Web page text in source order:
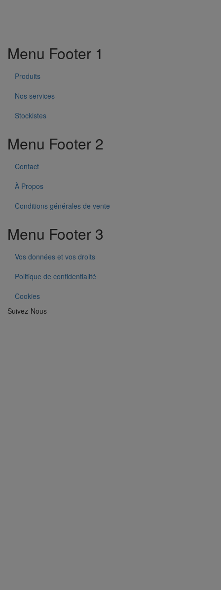
Menu Footer 1
Produits
Nos services
Stockistes
Menu Footer 2
Contact
À Propos
Conditions générales de vente
Menu Footer 3
Vos données et vos droits
Politique de confidentialité
Cookies
Suivez-Nous